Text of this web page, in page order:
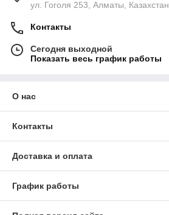
ул. Гоголя 253, Алматы, Казахстан
Контакты
Сегодня выходной
Показать весь график работы
О нас
Контакты
Доставка и оплата
График работы